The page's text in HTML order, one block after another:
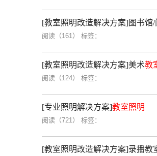
[教室照明改造解决方案]图书馆/
阅读（161） 标签：
[教室照明改造解决方案]美术教
阅读（124） 标签：
[专业照明解决方案]教室照明
阅读（721） 标签：
[教室照明改造解决方案]录播教